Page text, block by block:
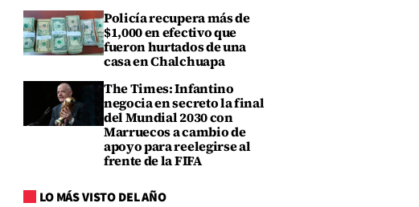
Policía recupera más de
$1,000 en efectivo que
fueron hurtados de una
casa en Chalchuapa
The Times: Infantino
negocia en secreto la final
del Mundial 2030 con
Marruecos a cambio de
apoyo para reelegirse al
frente de la FIFA
LO MÁS VISTO DEL AÑO